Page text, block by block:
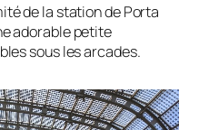
de la station de Porta
adorable petite
sous les arcades.